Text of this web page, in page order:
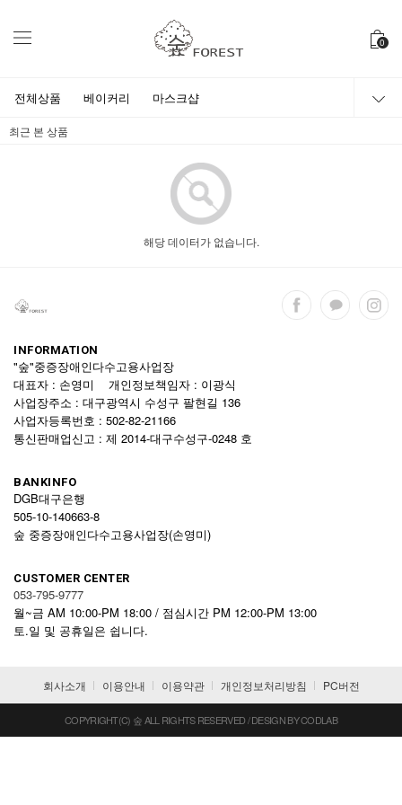
0
전체상품 베이커리 마스크샵
최근 본 상품
해당 데이터가 없습니다.
INFORMATION
"숲"중증장애인다수고용사업장
대표자 : 손영미 개인정보책임자 : 이광식
사업장주소 : 대구광역시 수성구 팔현길 136
사업자등록번호 : 502-82-21166
통신판매업신고 : 제 2014-대구수성구-0248 호
BANKINFO
DGB대구은행
505-10-140663-8
숲 중증장애인다수고용사업장(손영미)
CUSTOMER CENTER
053-795-9777
월~금 AM 10:00-PM 18:00 / 점심시간 PM 12:00-PM 13:00
토.일 및 공휴일은 쉽니다.
회사소개 이용안내 이용약관 개인정보처리방침 PC버전
COPYRIGHT(C) 숲 ALL RIGHTS RESERVED / DESIGN BY CODLAB